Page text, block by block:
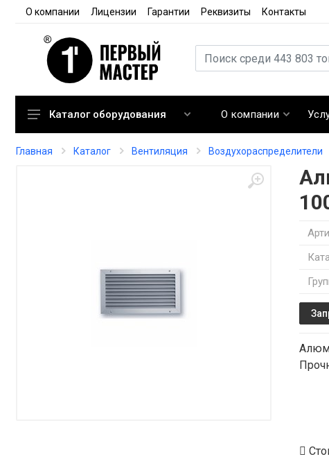
О компании Лицензии Гарантии Реквизиты Контакты
Кондиционирование
Расходные материалы
Каталог оборудования О компании
Главная Каталог Вентиляция Воздухораспределители